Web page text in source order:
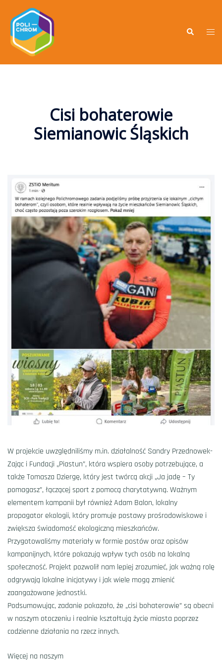
Cisi bohaterowie
Siemianowic Śląskich
W projekcie uwzględniliśmy m.in. działalność Sandry Przednowek-
Zając i Fundacji „Piastun”, która wspiera osoby potrzebujące, a
także Tomasza Dziergę, który jest twórcą akcji „Ja jadę – Ty
pomagasz”, łączącej sport z pomocą charytatywną. Ważnym
elementem kampanii był również Adam Balon, lokalny
propagator ekologii, który promuje postawy prośrodowiskowe i
zwiększa świadomość ekologiczną mieszkańców.
Przygotowaliśmy materiały w formie postów oraz opisów
kampanijnych, które pokazują wpływ tych osób na lokalną
społeczność. Projekt pozwolił nam lepiej zrozumieć, jak ważną rolę
odgrywają lokalne inicjatywy i jak wiele mogą zmienić
zaangażowane jednostki.
Podsumowując, zadanie pokazało, że „cisi bohaterowie” są obecni
w naszym otoczeniu i realnie kształtują życie miasta poprzez
codzienne działania na rzecz innych.
Więcej na naszym